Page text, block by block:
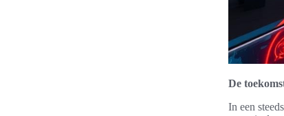
De
In een